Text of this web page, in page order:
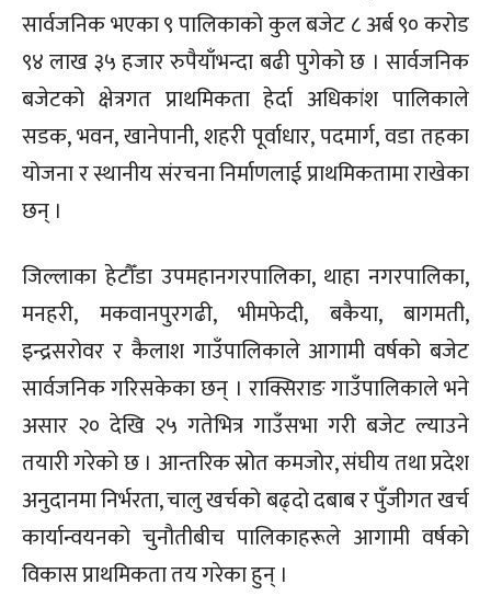
सार्वजनिक भएका ९ पालिकाको कुल बजेट ८ अर्ब ९० करोड
९४ लाख ३५ हजार रुपैयाँभन्दा बढी पुगेको छ । सार्वजनिक
बजेटको क्षेत्रगत प्राथमिकता हेर्दा अधिकांश पालिकाले
सडक, भवन, खानेपानी, शहरी पूर्वाधार, पदमार्ग, वडा तहका
योजना र स्थानीय संरचना निर्माणलाई प्राथमिकतामा राखेका
छन् ।
जिल्लाका हेटौँडा उपमहानगरपालिका, थाहा नगरपालिका,
मनहरी, मकवानपुरगढी, भीमफेदी, बकैया, बागमती,
इन्द्रसरोवर र कैलाश गाउँपालिकाले आगामी वर्षको बजेट
सार्वजनिक गरिसकेका छन् । राक्सिराङ गाउँपालिकाले भने
असार २० देखि २५ गतेभित्र गाउँसभा गरी बजेट ल्याउने
तयारी गरेको छ । आन्तरिक स्रोत कमजोर, संघीय तथा प्रदेश
अनुदानमा निर्भरता, चालु खर्चको बढ्दो दबाब र पुँजीगत खर्च
कार्यान्वयनको चुनौतीबीच पालिकाहरूले आगामी वर्षको
विकास प्राथमिकता तय गरेका हुन् ।